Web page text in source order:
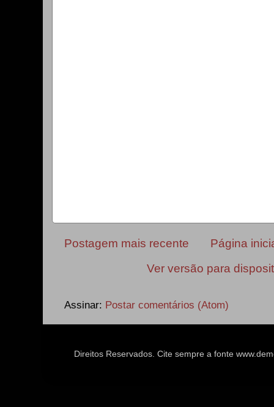
Postagem mais recente
Página
Ver versão para
Assinar: Postar comentários (Atom)
Direitos Reservados. Cite sempre a fonte